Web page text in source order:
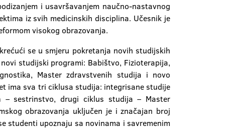
i usavršavanjem naučno-nastavnog
iz svih medicinskih disciplina. Učesnik je
visokog obrazovanja.
se u smjeru pokretanja novih studijskih
studijski programi: Babištvo, Fizioterapija,
Master zdravstvenih studija i novo
ima sva tri ciklusa studija: integrisane studije
– sestrinstvo, drugi ciklus studija – Master
obrazovanja uključen je i značajan broj
studenti upoznaju sa novinama i savremenim